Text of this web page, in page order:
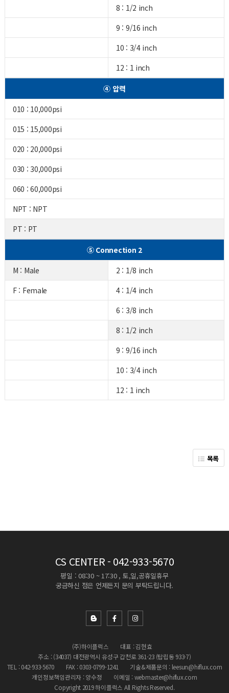
8 : 1/2 inch
9 : 9/16 inch
10 : 3/4 inch
12 : 1 inch
④ 압력
010 : 10,000psi
015 : 15,000psi
020 : 20,000psi
030 : 30,000psi
060 : 60,000psi
NPT : NPT
PT : PT
⑤ Connection 2
M : Male
2 : 1/8 inch
F : Female
4 : 1/4 inch
6 : 3/8 inch
8 : 1/2 inch
9 : 9/16 inch
10 : 3/4 inch
12 : 1 inch
목록
CS CENTER - 042-933-5670
평일 : 08:30 ~ 17:30 , 토,일,공휴일휴무
궁금하신 점은 언제든지 문의 부탁드립니다.
(주)하이플럭스
대표 : 김현효
주소 : (34037) 대전광역시 유성구 갑천로 361-23 (탑립동 933-7)
TEL : 042-933-5670
FAX : 0303-0799-1241
기술&제품문의 : leesun@hiflux.com
개인정보책임관리자 : 양수정
이메일 : webmaster@hiflux.com
Copyright 2019 하이플럭스 All Rights Reserved.